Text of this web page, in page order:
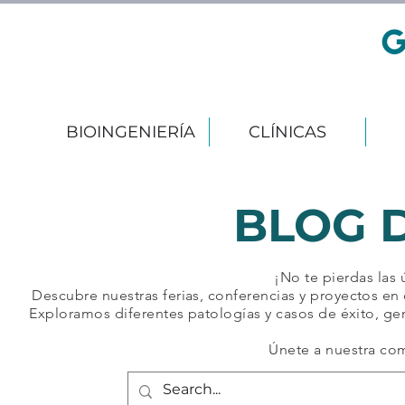
BIOINGENIERÍA CLÍNICAS
BLOG
¡No te pierdas
Descubre nuestras ferias, conferencias y proyectos
Exploramos diferentes patologías y casos de éxito,
Únete a nuestra